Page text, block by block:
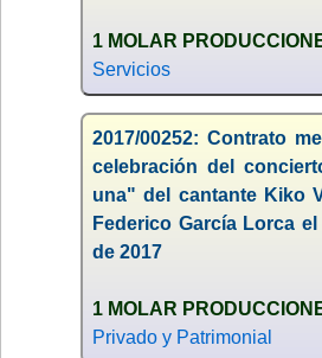
1 MOLAR
Servicios
2017/00252: Contrato
celebración del
una" del cantante Kiko
Federico García Lorca
de 2017
1 MOLAR
Privado y Patrimonial